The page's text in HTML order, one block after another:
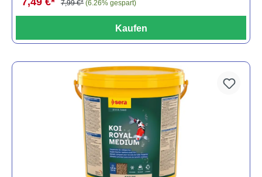
7,99 €* (6.26% gespart)
Kaufen